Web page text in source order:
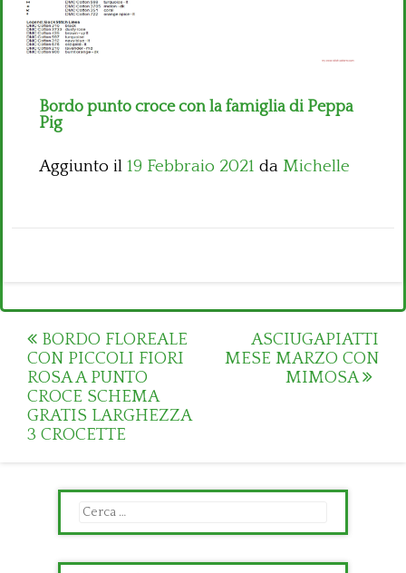
Bordo punto croce con la famiglia di Peppa
Pig
Aggiunto il 19 Febbraio 2021 da Michelle
Post
navigation
BORDO FLOREALE
CON PICCOLI FIORI
ROSA A PUNTO
CROCE SCHEMA
GRATIS LARGHEZZA
3 CROCETTE
ASCIUGAPIATTI
MESE MARZO CON
MIMOSA
Ricerca
per: